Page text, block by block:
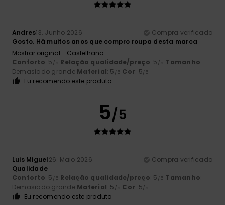
Andres13. Junho 2026
Compra verificada
Gosto. Há muitos anos que compro roupa desta marca
Mostrar original - Castelhano
Conforto: 5 /5 Relação qualidade/preço: 5 /5 Tamanho:
Demasiado grande Material: 5 /5 Cor: 5/5
Eu recomendo este produto
5/5
Luis Miguel26. Maio 2026
Compra verificada
Qualidade
Conforto: 5 /5 Relação qualidade/preço: 5 /5 Tamanho:
Demasiado grande Material: 5 /5 Cor: 5/5
Eu recomendo este produto